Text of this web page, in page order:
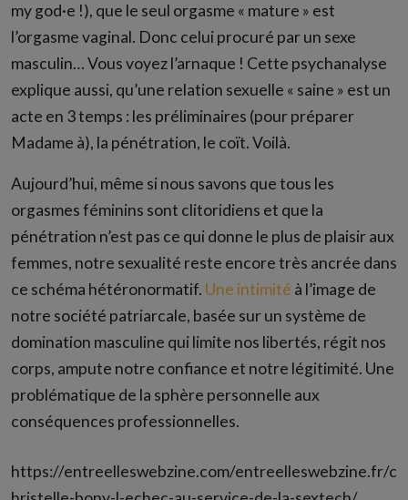
my god·e !), que le seul orgasme « mature » est
l’orgasme vaginal. Donc celui procuré par un sexe
masculin… Vous voyez l’arnaque ! Cette psychanalyse
explique aussi, qu’une relation sexuelle « saine » est un
acte en 3 temps : les préliminaires (pour préparer
Madame à), la pénétration, le coït. Voilà.
Aujourd’hui, même si nous savons que tous les
orgasmes féminins sont clitoridiens et que la
pénétration n’est pas ce qui donne le plus de plaisir aux
femmes, notre sexualité reste encore très ancrée dans
ce schéma hétéronormatif. Une intimité à l’image de
notre société patriarcale, basée sur un système de
domination masculine qui limite nos libertés, régit nos
corps, ampute notre confiance et notre légitimité. Une
problématique de la sphère personnelle aux
conséquences professionnelles.
https://entreelleswebzine.com/entreelleswebzine.fr/c